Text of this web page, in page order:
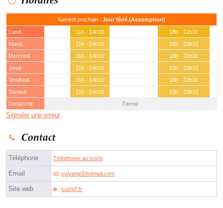
Samedi prochain : Jour férié (Assomption)
Lundi 11h - 14h10
18h - 22h10
Mardi
11h - 14h10
18h - 22h10
Mercredi
11h - 14h10
18h - 22h10
Jeudi
11h - 14h10
18h - 22h10
Vendredi
11h - 14h10
18h - 22h10
Samedi
11h - 14h10
18h - 22h10
Dimanche
Fermé
Signaler une erreur
Contact
Téléphone Téléphoner au sushi
Email syiyangⓐhotmail.com
Site web sushi7.fr